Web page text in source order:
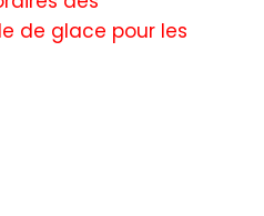
de glace pour les